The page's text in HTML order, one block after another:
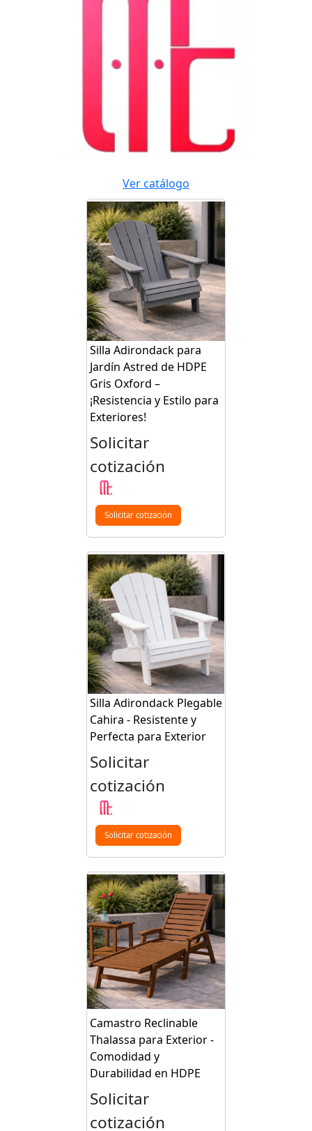
Ver catálogo
Silla Adirondack para
Jardín Astred de HDPE
Gris Oxford –
¡Resistencia y Estilo para
Exteriores!
Solicitar
cotización
Solicitar cotización
Silla Adirondack Plegable
Cahira - Resistente y
Perfecta para Exterior
Solicitar
cotización
Solicitar cotización
Camastro Reclinable
Thalassa para Exterior -
Comodidad y
Durabilidad en HDPE
Solicitar
cotización